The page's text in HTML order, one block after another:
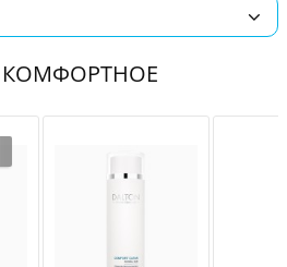
- КОМФОРТНОЕ